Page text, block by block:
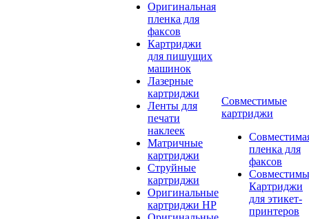
Оригинальная
пленка для
факсов
Картриджи
для пишущих
машинок
Лазерные
картриджи
Ленты для
печати
наклеек
Матричные
картриджи
Струйные
картриджи
Оригинальные
картриджи HP
Совместимые
картриджи
пленка для
факсов
Картриджи
для этикет-
принтеров